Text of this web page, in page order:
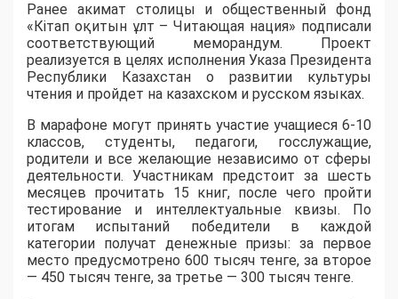
Ранее акимат столицы и общественный фонд
«Кітап оқитын ұлт – Читающая нация» подписали
соответствующий меморандум. Проект
реализуется в целях исполнения Указа Президента
Республики Казахстан о развитии культуры
чтения и пройдет на казахском и русском языках.
В марафоне могут принять участие учащиеся 6-10
классов, студенты, педагоги, госслужащие,
родители и все желающие независимо от сферы
деятельности. Участникам предстоит за шесть
месяцев прочитать 15 книг, после чего пройти
тестирование и интеллектуальные квизы. По
итогам испытаний победители в каждой
категории получат денежные призы: за первое
место предусмотрено 600 тысяч тенге, за второе
— 450 тысяч тенге, за третье — 300 тысяч тенге.